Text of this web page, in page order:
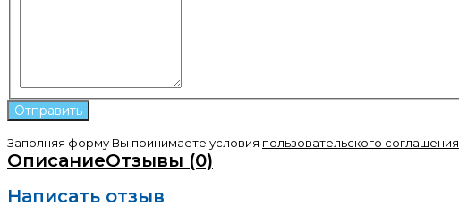
Заполняя форму Вы принимаете условия пользовательского соглашения
ОписаниеОтзывы (0)
Написать отзыв